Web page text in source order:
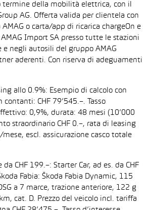
termine della mobilità elettrica, con il
AG. Offerta valida per clientela con
o carta/app di ricarica chargeOn e
Import SA presso tutte le stazioni
e negli autosili del gruppo AMAG
aderenti. Con riserva di adeguamenti
allo 0.9%: Esempio di calcolo con
contanti: CHF 79’545.–. Tasso
0,9%, durata: 48 mesi (10’000
straordinario CHF 0.–, rata di leasing
mese, escl. assicurazione casco totale
CHF 199.–: Starter Car, ad es. da CHF
Fabia: Škoda Fabia Dynamic, 115
a 7 marce, trazione anteriore, 122 g
cat. D. Prezzo del veicolo incl. tariffa